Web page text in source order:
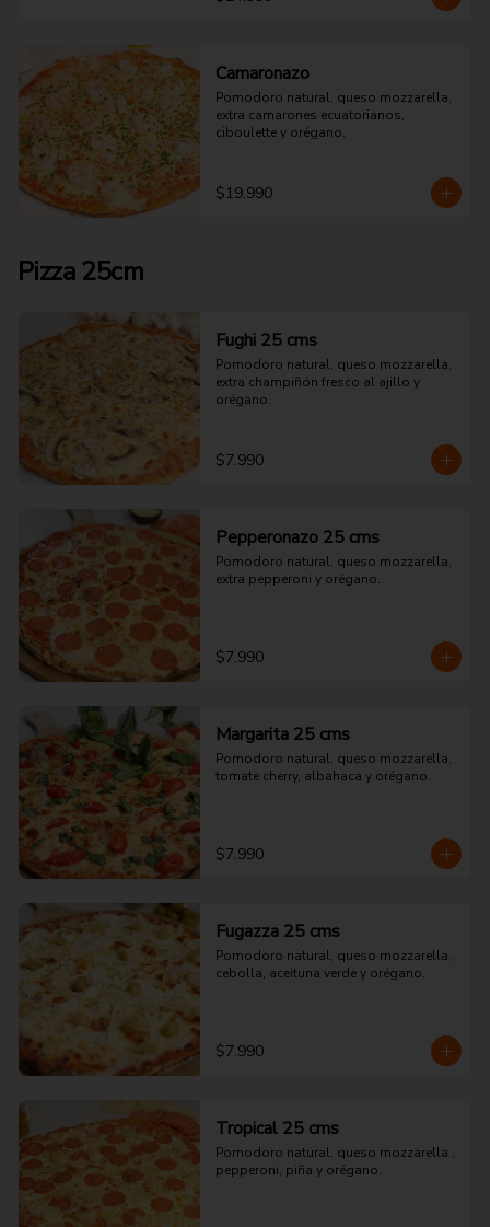
Camaronazo
Pomodoro natural, queso mozzarella,
extra camarones ecuatorianos,
ciboulette y orégano.
$19.990
Pizza 25cm
Fughi 25 cms
Pomodoro natural, queso mozzarella,
extra champiñón fresco al ajillo y
orégano.
$7.990
Pepperonazo 25 cms
Pomodoro natural, queso mozzarella,
extra pepperoni y orégano.
$7.990
Margarita 25 cms
Pomodoro natural, queso mozzarella,
tomate cherry, albahaca y orégano.
$7.990
Fugazza 25 cms
Pomodoro natural, queso mozzarella,
cebolla, aceituna verde y orégano.
$7.990
Tropical 25 cms
Pomodoro natural, queso mozzarella ,
pepperoni, piña y orégano.